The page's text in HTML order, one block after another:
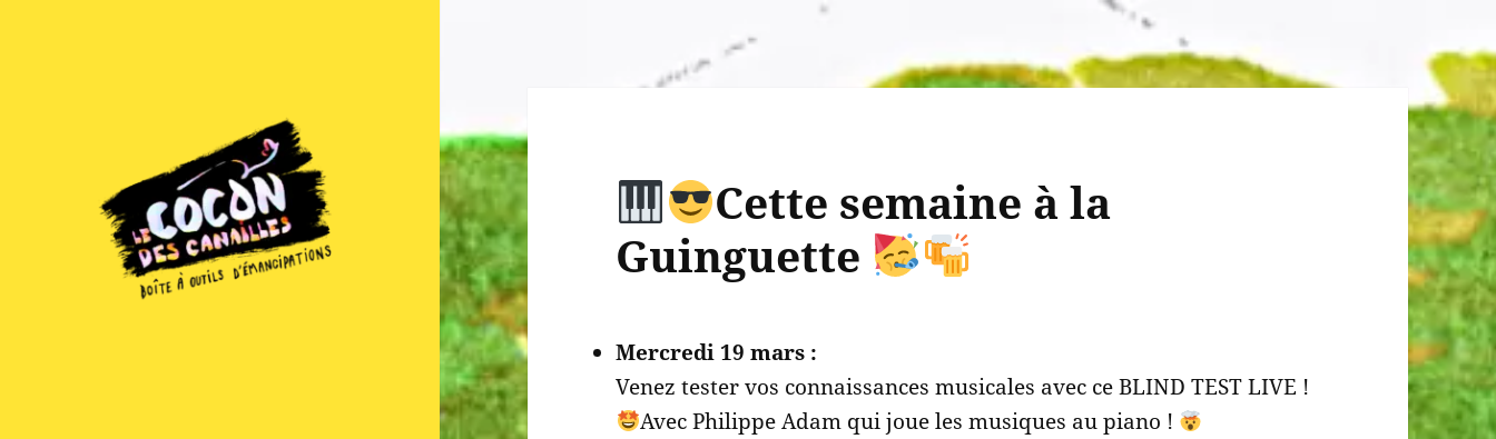
Cette semaine à la
Guinguette
Mercredi 19 mars :
Venez tester vos connaissances musicales avec ce BLIND TEST LIVE !
Avec Philippe Adam qui joue les musiques au piano !